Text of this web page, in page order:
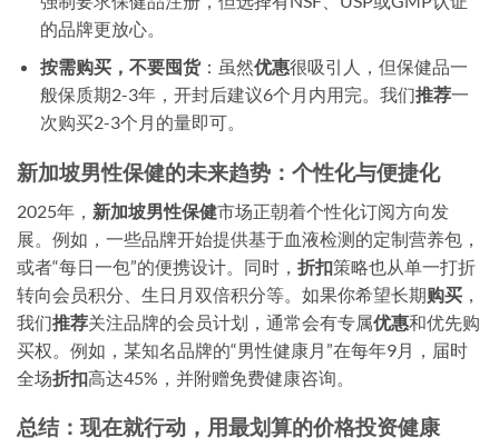
的品牌更放心。
按需购买，不要囤货：虽然优惠很吸引人，但保健品一
般保质期2-3年，开封后建议6个月内用完。我们推荐一
次购买2-3个月的量即可。
新加坡男性保健的未来趋势：个性化与便捷化
2025年， 新加坡男性保健市场正朝着个性化订阅方向发
展。例如，一些品牌开始提供基于血液检测的定制营养包，
或者“每日一包”的便携设计。同时， 折扣策略也从单一打折
转向会员积分、生日月双倍积分等。如果你希望长期购买
我们推荐关注品牌的会员计划，通常会有专属优惠和优先购
买权。例如，某知名品牌的“男性健康月”在每年9月，届时
全场折扣高达45%，并附赠免费健康咨询。
总结：现在就行动，用最划算的价格投资健康